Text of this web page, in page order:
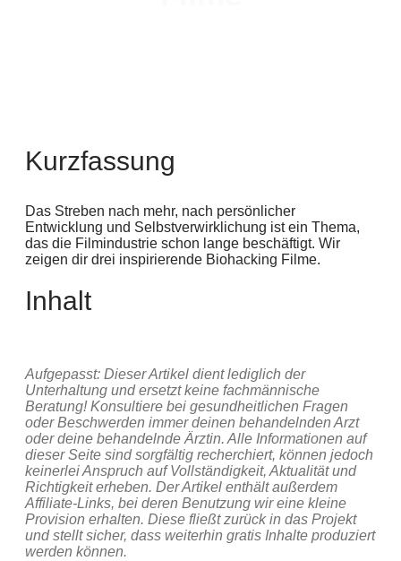
Kurzfassung
Das Streben nach mehr, nach persönlicher
Entwicklung und Selbstverwirklichung ist ein Thema,
das die Filmindustrie schon lange beschäftigt. Wir
zeigen dir drei inspirierende Biohacking Filme.
Inhalt
Aufgepasst: Dieser Artikel dient lediglich der
Unterhaltung und ersetzt keine fachmännische
Beratung! Konsultiere bei gesundheitlichen Fragen
oder Beschwerden immer deinen behandelnden Arzt
oder deine behandelnde Ärztin. Alle Informationen auf
dieser Seite sind sorgfältig recherchiert, können jedoch
keinerlei Anspruch auf Vollständigkeit, Aktualität und
Richtigkeit erheben. Der Artikel enthält außerdem
Affiliate-Links, bei deren Benutzung wir eine kleine
Provision erhalten. Diese fließt zurück in das Projekt
und stellt sicher, dass weiterhin gratis Inhalte produziert
werden können.